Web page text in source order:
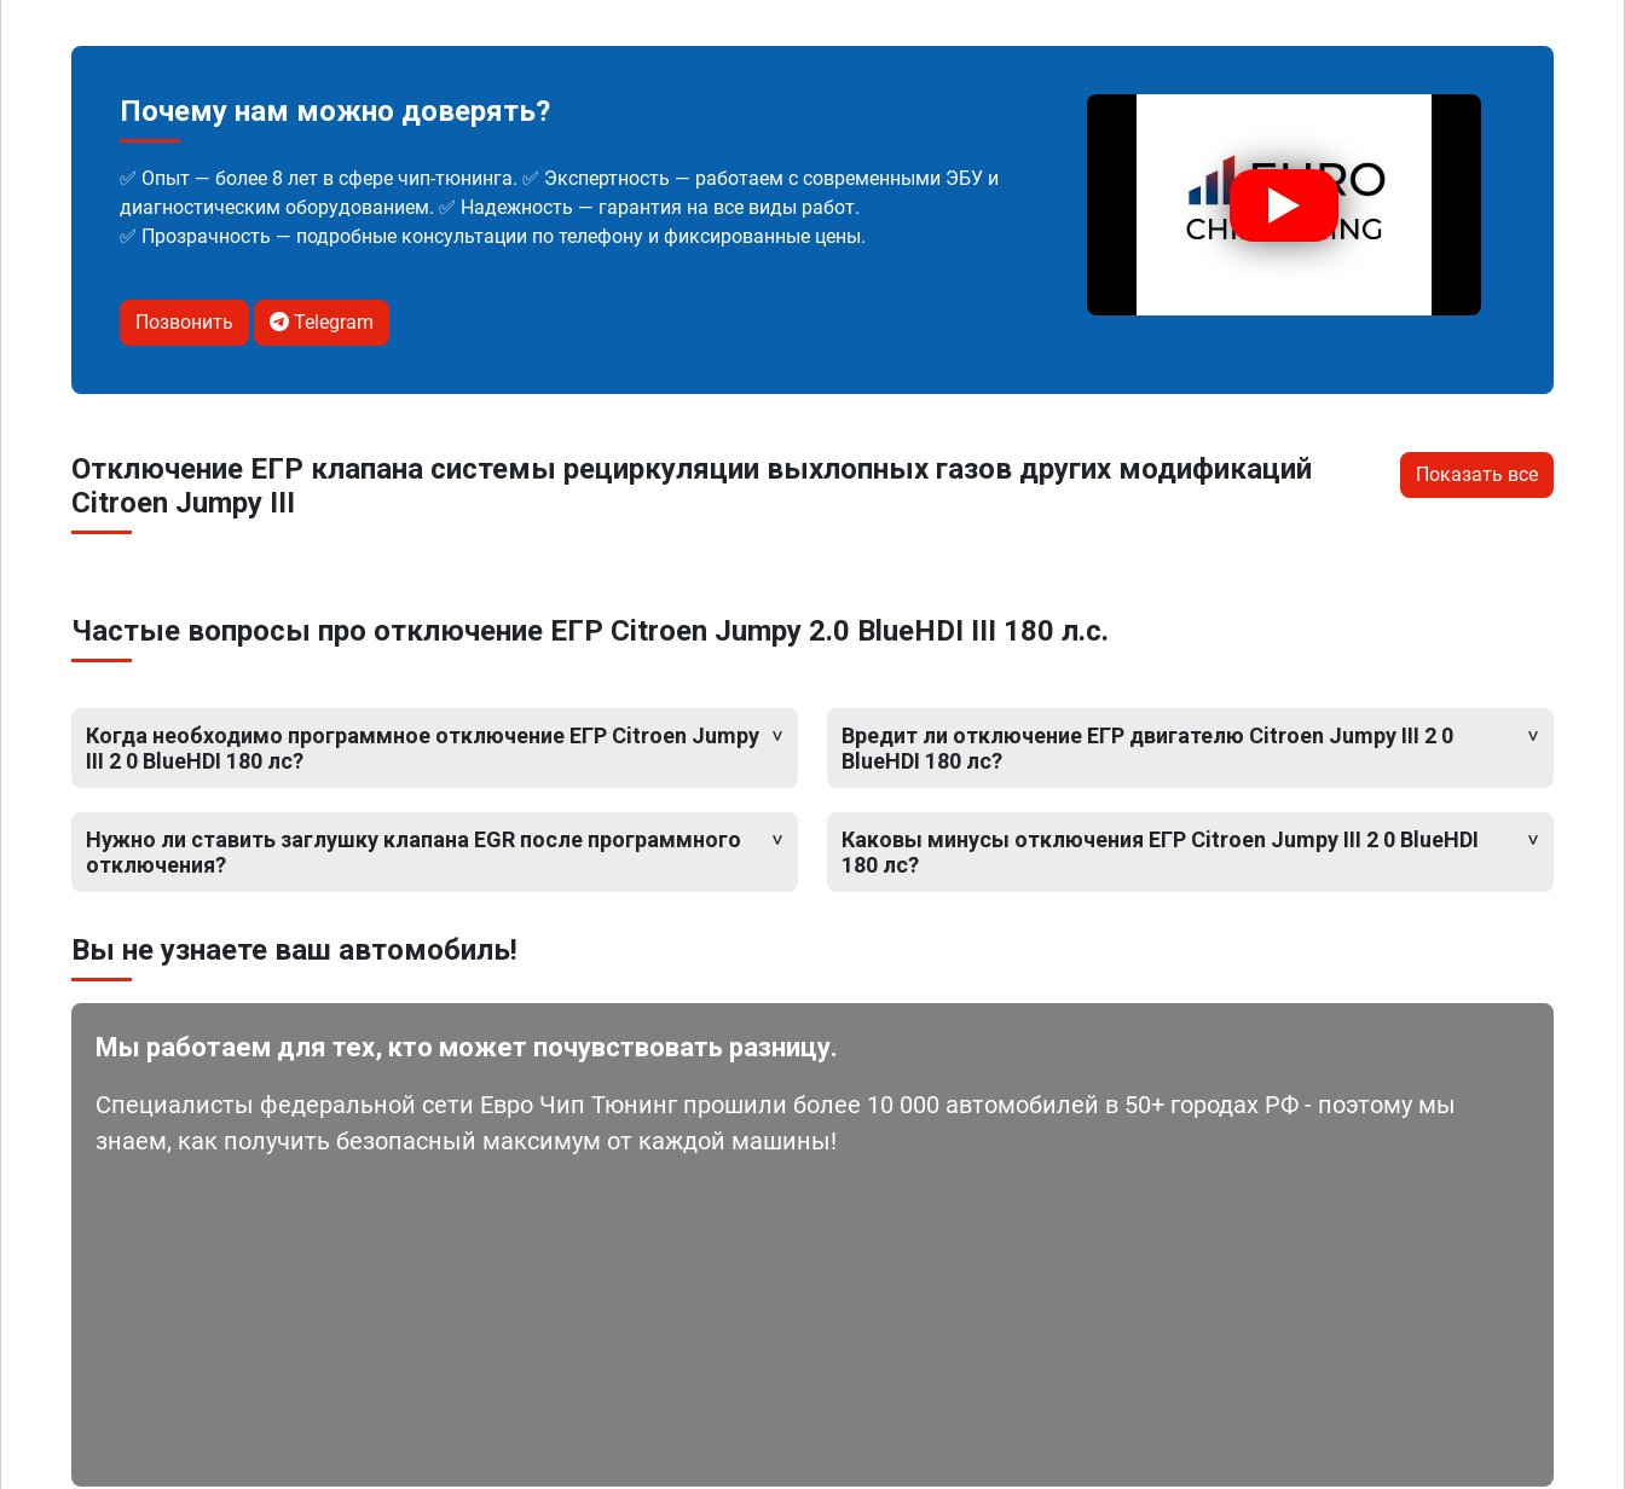
Почему нам можно доверять?
✅ Опыт — более 8 лет в сфере чип-тюнинга. ✅ Экспертность — работаем с современными ЭБУ и
диагностическим оборудованием. ✅ Надежность — гарантия на все виды работ.
✅ Прозрачность — подробные консультации по телефону и фиксированные цены.
Позвонить Telegram
Отключение ЕГР клапана системы рециркуляции выхлопных газов других модификаций
Citroen Jumpy III
Показать все
Частые вопросы про отключение ЕГР Citroen Jumpy 2.0 BlueHDI III 180 л.с.
Когда необходимо программное отключение ЕГР Citroen Jumpy
III 2 0 BlueHDI 180 лс?
Нужно ли ставить заглушку клапана EGR после программного
отключения?
Вредит ли отключение ЕГР двигателю Citroen Jumpy III 2 0
BlueHDI 180 лс?
Каковы минусы отключения ЕГР Citroen Jumpy III 2 0 BlueHDI
180 лс?
Вы не узнаете ваш автомобиль!
Мы работаем для тех, кто может почувствовать разницу.
Специалисты федеральной сети Евро Чип Тюнинг прошили более 10 000 автомобилей в 50+ городах РФ - поэтому мы
знаем, как получить безопасный максимум от каждой машины!